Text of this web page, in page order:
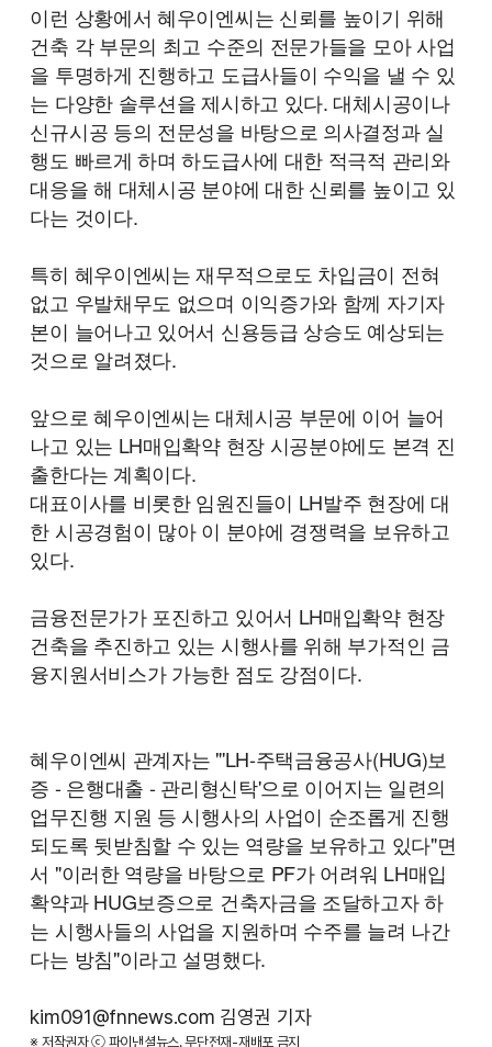
이런 상황에서 혜우이엔씨는 신뢰를 높이기 위해
건축 각 부문의 최고 수준의 전문가들을 모아 사업
을 투명하게 진행하고 도급사들이 수익을 낼 수 있
는 다양한 솔루션을 제시하고 있다. 대체시공이나
신규시공 등의 전문성을 바탕으로 의사결정과 실
행도 빠르게 하며 하도급사에 대한 적극적 관리와
대응을 해 대체시공 분야에 대한 신뢰를 높이고 있
다는 것이다.
특히 혜우이엔씨는 재무적으로도 차입금이 전혀
없고 우발채무도 없으며 이익증가와 함께 자기자
본이 늘어나고 있어서 신용등급 상승도 예상되는
것으로 알려졌다.
앞으로 혜우이엔씨는 대체시공 부문에 이어 늘어
나고 있는 LH매입확약 현장 시공분야에도 본격 진
출한다는 계획이다.
대표이사를 비롯한 임원진들이 LH발주 현장에 대
한 시공경험이 많아 이 분야에 경쟁력을 보유하고
있다.
금융전문가가 포진하고 있어서 LH매입확약 현장
건축을 추진하고 있는 시행사를 위해 부가적인 금
융지원서비스가 가능한 점도 강점이다.
혜우이엔씨 관계자는 "'LH-주택금융공사(HUG)보
증 - 은행대출 - 관리형신탁'으로 이어지는 일련의
업무진행 지원 등 시행사의 사업이 순조롭게 진행
되도록 뒷받침할 수 있는 역량을 보유하고 있다"면
서 "이러한 역량을 바탕으로 PF가 어려워 LH매입
확약과 HUG보증으로 건축자금을 조달하고자 하
는 시행사들의 사업을 지원하며 수주를 늘려 나간
다는 방침"이라고 설명했다.
kim091@fnnews.com 김영권 기자
※ 저작권자 ⓒ 파이낸셜뉴스. 무단전재-재배포 금지